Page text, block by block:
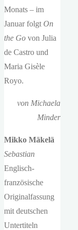
Monats – im
Januar folgt On
the Go von Julia
de Castro und
Maria Gisèle
Royo.
von Michaela
Minder
Mikko Mäkelä
Sebastian
Englisch-
französische
Originalfassung
mit deutschen
Untertiteln